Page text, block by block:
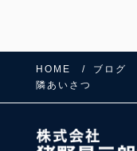
HOME ブログ
隣あいさつ